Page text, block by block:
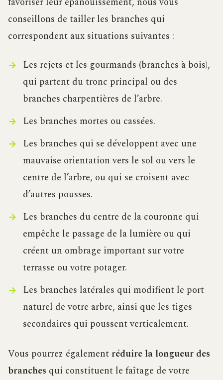
conseillons de tailler les branches qui
correspondent aux situations suivantes :
Les rejets et les gourmands (branches à bois),
qui partent du tronc principal ou des
branches charpentières de l’arbre.
Les branches mortes ou cassées.
Les branches qui se développent avec une
mauvaise orientation vers le sol ou vers le
centre de l’arbre, ou qui se croisent avec
d’autres pousses.
Les branches du centre de la couronne qui
empêche le passage de la lumière ou qui
créent un ombrage important sur votre
terrasse ou votre potager.
Les branches latérales qui modifient le port
naturel de votre arbre, ainsi que les tiges
secondaires qui poussent verticalement.
Vous pourrez également réduire la longueur des
branches qui constituent le faîtage de votre